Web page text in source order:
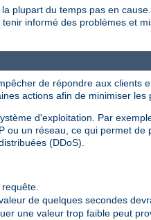
plupart du temps pas en
informé des problèmes et
de répondre aux clients
actions afin de minimiser les
d'exploitation. Par
ou un réseau, ce qui permet de
(DDoS).
de quelques secondes
une valeur trop faible peut